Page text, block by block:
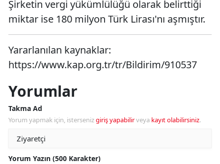
Şirketin vergi yükümlülüğü olarak belirttiği
miktar ise 180 milyon Türk Lirası'nı aşmıştır.
Yararlanılan kaynaklar:
https://www.kap.org.tr/tr/Bildirim/910537
Yorumlar
Takma Ad
Yorum yapmak için, istersenizgiriş yapabilirveya kayıt olabilirsiniz.
Yorum Yazın (500 Karakter)